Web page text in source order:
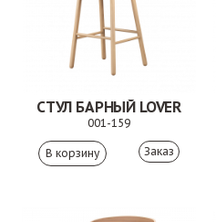
СТУЛ БАРНЫЙ LOVER
001-159
Заказ